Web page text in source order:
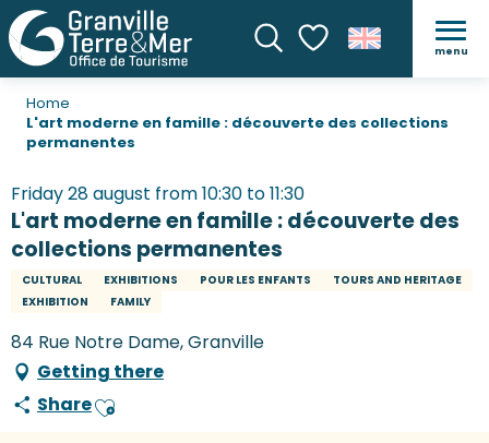
SearchVoir les favoris
menu
Home
L'art moderne en famille : découverte des collections
permanentes
Friday 28 august from 10:30 to 11:30
L'art moderne en famille : découverte des
collections permanentes
CULTURAL EXHIBITIONS POUR LES ENFANTS
TOURS AND HERITAGE
EXHIBITION
FAMILY
84 Rue Notre Dame, Granville
Getting there
ShareAjouter aux favoris